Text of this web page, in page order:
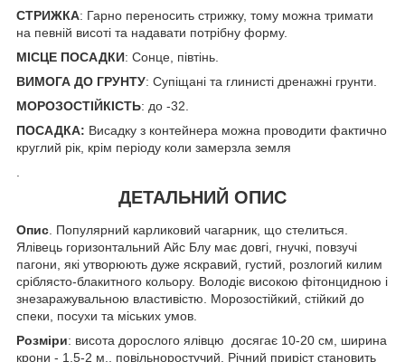
СТРИЖКА: Гарно переносить стрижку, тому можна тримати
на певній висоті та надавати потрібну форму.
МІСЦЕ ПОСАДКИ: Сонце, півтінь.
ВИМОГА ДО ГРУНТУ: Супіщані та глинисті дренажні грунти.
МОРОЗОСТІЙКІСТЬ: до -32.
ПОСАДКА: Висадку з контейнера можна проводити фактично
круглий рік, крім періоду коли замерзла земля
.
ДЕТАЛЬНИЙ ОПИС
Опис . Популярний карликовий чагарник, що стелиться.
Ялівець горизонтальний Айс Блу має довгі, гнучкі, повзучі
пагони, які утворюють дуже яскравий, густий, розлогий килим
сріблясто-блакитного кольору. Володіє високою фітонцидною і
знезаражувальною властивістю. Морозостійкий, стійкий до
спеки, посухи та міських умов.
Розміри: висота дорослого ялівцю досягає 10-20 см, ширина
крони - 1,5-2 м., повільноростучий. Річний приріст становить